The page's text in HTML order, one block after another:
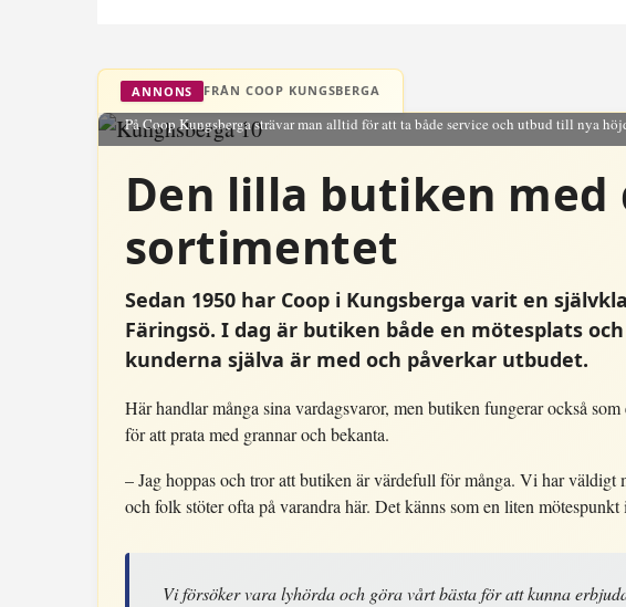
ANNONS FRÅN COOP KUNGSBERGA
På Coop Kungsberga strävar man alltid för att ta både service och utbud till nya
Den lilla butiken med
sortimentet
Sedan 1950 har Coop i Kungsberga varit en
Färingsö. I dag är butiken både en mötesplats
kunderna själva är med och påverkar utbudet.
Här handlar många sina vardagsvaror, men butiken fungerar också
för att prata med grannar och bekanta.
– Jag hoppas och tror att butiken är värdefull för många. Vi har väldigt
och folk stöter ofta på varandra här. Det känns som en liten
Vi försöker vara lyhörda och göra vårt bästa för att kunna